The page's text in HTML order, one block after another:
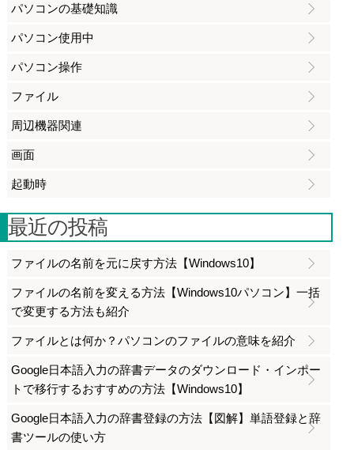
パソコンの基礎知識
パソコン使用中
パソコン操作
ファイル
周辺機器関連
画面
起動時
最近の投稿
ファイルの名前を元に戻す方法【Windows10】
ファイルの名前を変える方法【Windows10パソコン】一括
で変更する方法も紹介
ファイルとは何か？パソコンのファイルの意味を紹介
Google日本語入力の辞書データのダウンロード・インポー
トで移行するおすすめの方法【Windows10】
Google日本語入力の辞書登録の方法【図解】単語登録と辞
書ツールの使い方